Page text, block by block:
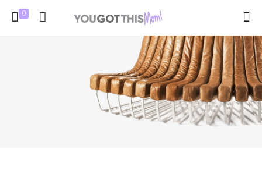
0